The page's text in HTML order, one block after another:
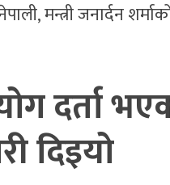
मन्त्री जनार्दन
दर्ता
दिइयो